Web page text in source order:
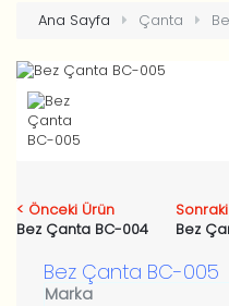
Yeni
Ana Sayfa Çanta
< Önceki Ürün
Bez Çanta BC-004
Bez
Bez Çanta BC-005
Marka